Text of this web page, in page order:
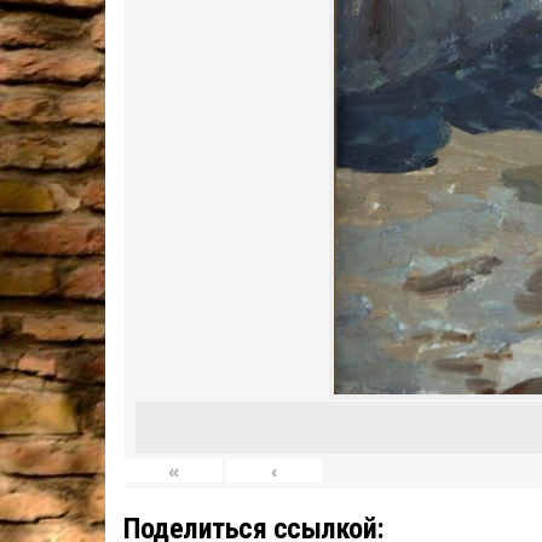
« ‹
Поделиться ссылкой: